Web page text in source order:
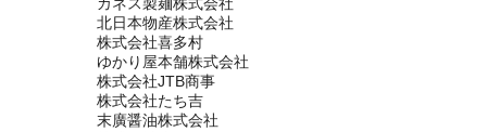
カネス製麺株式会社
北日本物産株式会社
株式会社喜多村
ゆかり屋本舗株式会社
株式会社JTB商事
株式会社たち吉
末廣醤油株式会社